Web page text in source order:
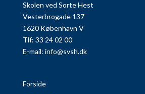
Skolen ved Sorte Hest
Vesterbrogade 137
1620 København V
Tlf: 33 24 02 00
E-mail: info@svsh.dk
Forside